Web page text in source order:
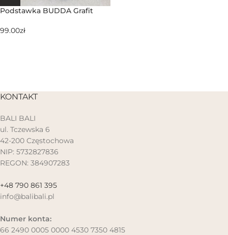
Podstawka BUDDA Grafit
99.00zł
KONTAKT
BALI BALI
ul. Tczewska 6
42-200 Częstochowa
NIP: 5732827836
REGON: 384907283
+48 790 861 395
info@balibali.pl
Numer konta:
66 2490 0005 0000 4530 7350 4815